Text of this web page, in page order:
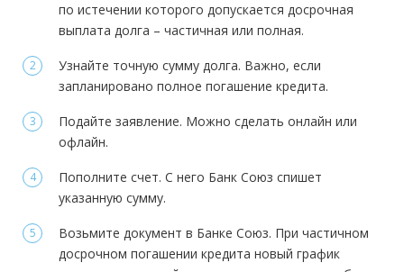
по истечении которого допускается досрочная
выплата долга – частичная или полная.
Узнайте точную сумму долга. Важно, если
запланировано полное погашение кредита.
Подайте заявление. Можно сделать онлайн или
офлайн.
Пополните счет. С него Банк Союз спишет
указанную сумму.
Возьмите документ в Банке Союз. При частичном
досрочном погашении кредита новый график